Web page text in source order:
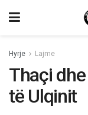
Hyrje Lajme
Thaçi
të Ulqinit